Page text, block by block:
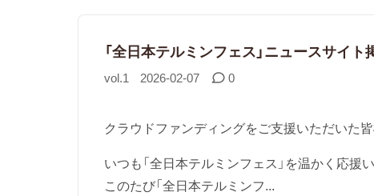
「全日本テルミンフェス」ニュースサイ
vol.1 2026-02-07 0
クラウドファンディングをご支援いただいた
いつも「全日本テルミンフェス」を温かく応援
このたび「全日本テルミンフ...